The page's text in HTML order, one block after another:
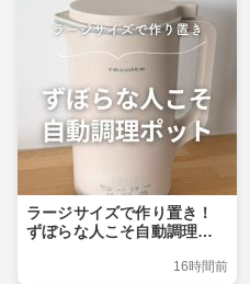
ラージサイズで作り置き！
ずぼらな人こそ自動調理ポ
16時間前